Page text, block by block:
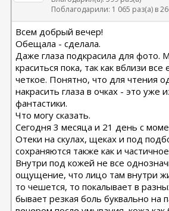
Поблагодарили: 1 065 раз(а) в
Всем добрый вечер!
Обещала - сделала.
Даже глаза подкрасила для фото.
краситься пока, так как вблизи
четкое. Понятно, что для чтения
накрасить глаза в очках - это уже
фантастики.
Что могу сказать.
Сегодня 3 месяца и 21 день с
Отеки на скулах, щеках и под
сохраняются также как и
Внутри под кожей не все
ощущение, что лицо там внутри
то чешется, то покалывает в
бывает резкая боль буквально на